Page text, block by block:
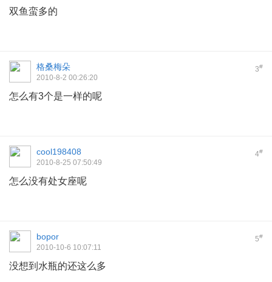
双鱼蛮多的
3#
格桑梅朵
2010-8-2 00:26:20
怎么有3个是一样的呢
4#
cool198408
2010-8-25 07:50:49
怎么没有处女座呢
5#
bopor
2010-10-6 10:07:11
没想到水瓶的还这么多